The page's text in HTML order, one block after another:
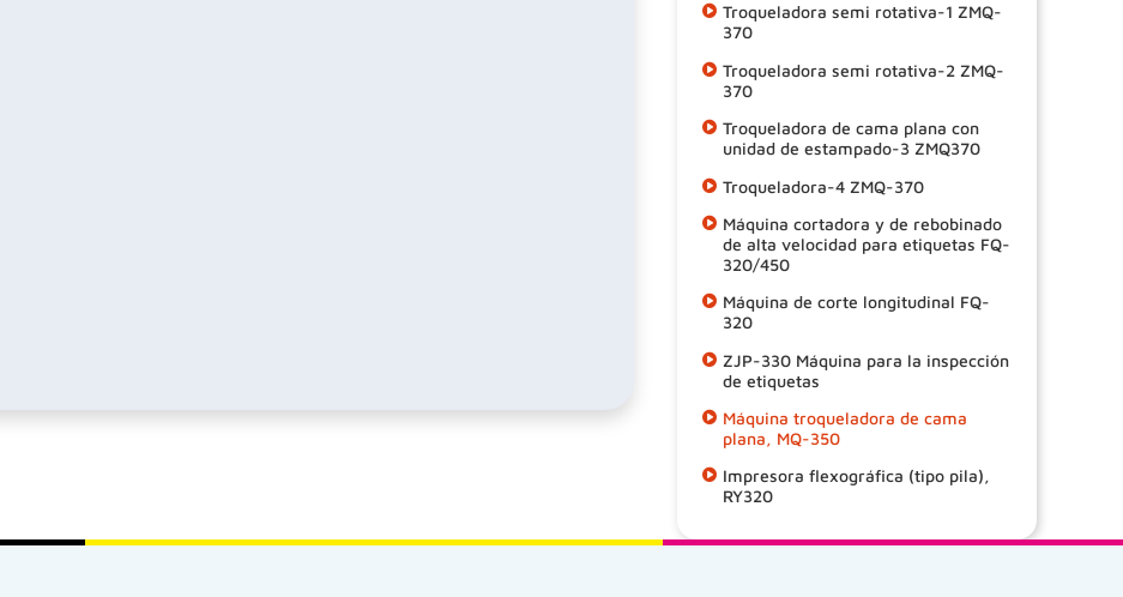
Troqueladora semi rotativa-1 ZMQ-
370
Troqueladora semi rotativa-2 ZMQ-
370
Troqueladora de cama plana con
unidad de estampado-3 ZMQ370
Troqueladora-4 ZMQ-370
Máquina cortadora y de rebobinado
de alta velocidad para etiquetas FQ-
320/450
Máquina de corte longitudinal FQ-
320
ZJP-330 Máquina para la inspección
de etiquetas
Máquina troqueladora de cama
plana, MQ-350
Impresora flexográfica (tipo pila),
RY320